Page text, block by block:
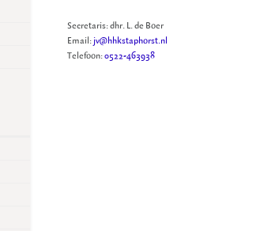
Secretaris: dhr. L. de Boer
Email: jv@hhkstaphorst.nl
Telefoon:0522-463938